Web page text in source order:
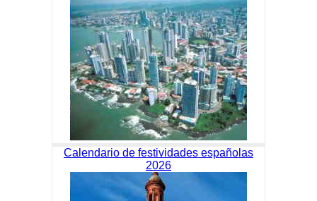
Calendario de festividades españolas
2026